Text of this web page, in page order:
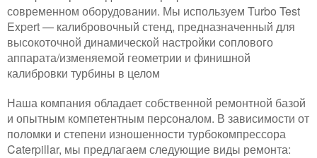
современном оборудовании. Мы используем Turbo Test
Expert — калибровочный стенд, предназначенный для
высокоточной динамической настройки соплового
аппарата/изменяемой геометрии и финишной
калибровки турбины в целом
Наша компания обладает собственной ремонтной базой
и опытным компетентным персоналом. В зависимости от
поломки и степени изношенности турбокомпрессора
Caterpillar, мы предлагаем следующие виды ремонта: